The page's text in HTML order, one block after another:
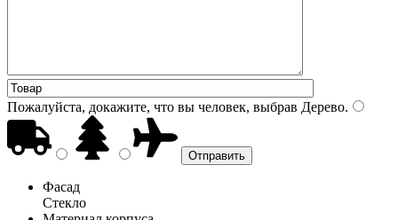
Пожалуйста, докажите, что вы человек, выбрав Дерево.
Фасад
Стекло